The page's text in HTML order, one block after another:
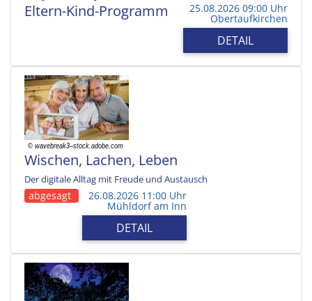
Eltern-Kind-Programm 25.08.2026 09:00 Uhr
Obertaufkirchen
DETAIL
Wischen, Lachen, Leben
Der digitale Alltag mit Freude und Austausch
abgesagt 26.08.2026 11:00 Uhr
Mühldorf am Inn
DETAIL